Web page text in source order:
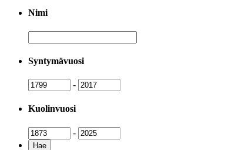
Nimi
Syntymävuosi
Syntymävuosi
- Syntymävuosi
Kuolinvuosi
Kuolinvuosi- Kuolinvuosi